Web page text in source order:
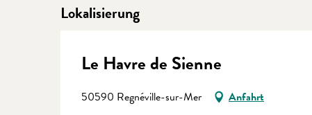
Lokalisierung
Le Havre de Sienne
50590 Regnéville-sur-Mer Anfahrt